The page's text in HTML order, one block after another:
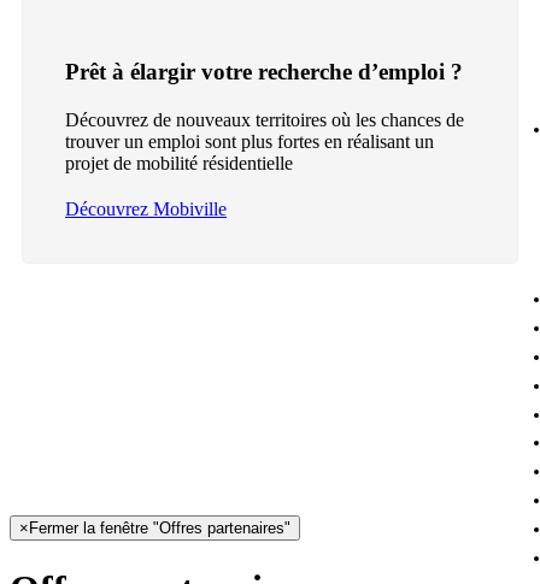
Prêt à élargir votre recherche d’emploi ?
Découvrez de nouveaux territoires où les chances de
trouver un emploi sont plus fortes en réalisant un
projet de mobilité résidentielle
Découvrez Mobiville
× Fermer la fenêtre "Offres partenaires"